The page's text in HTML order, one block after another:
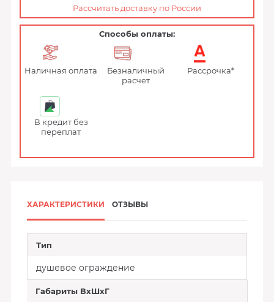
Рассчитать доставку по России
Способы оплаты:
Наличная оплата
Безналичный
расчет
Рассрочка*
В кредит без
переплат
ХАРАКТЕРИСТИКИ ОТЗЫВЫ
Тип
душевое ограждение
Габариты ВхШхГ